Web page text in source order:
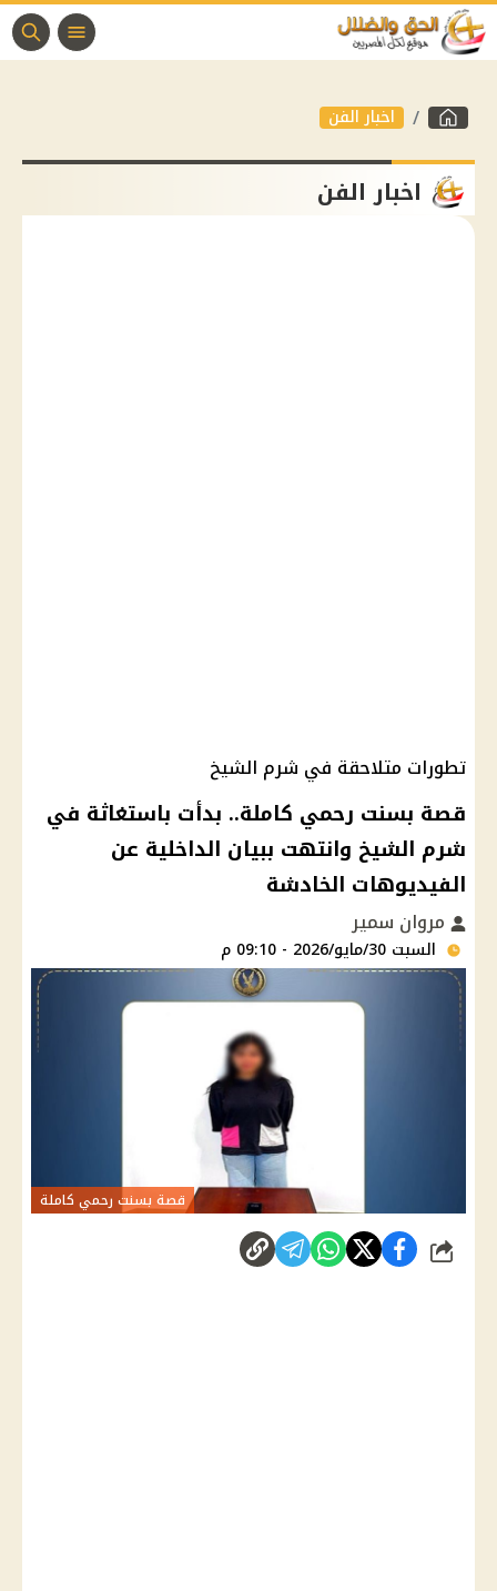
اخبار الفن
اخبار الفن
تطورات متلاحقة في شرم الشيخ
قصة بسنت رحمي كاملة.. بدأت باستغاثة في
شرم الشيخ وانتهت ببيان الداخلية عن
الفيديوهات الخادشة
مروان سمير
السبت 30/مايو/2026 - 09:10 م
قصة بسنت رحمي كاملة
شارك